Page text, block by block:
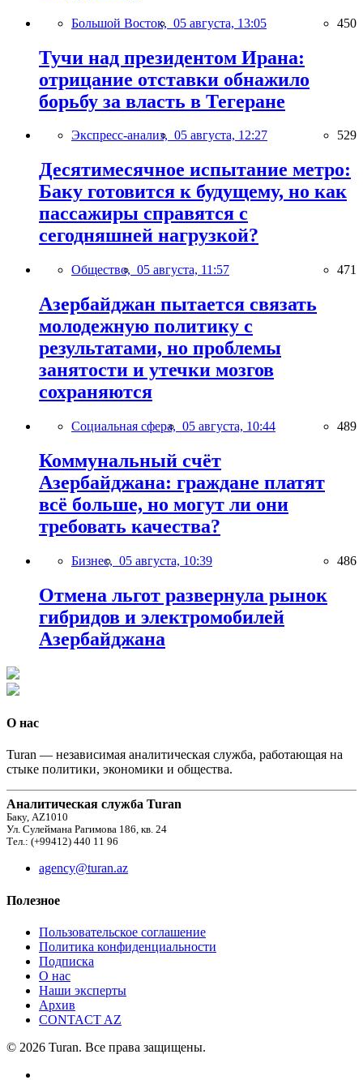
Большой Восток, 05 августа, 13:05 450
Тучи над президентом Ирана:
отрицание отставки обнажило
борьбу за власть в Тегеране
Экспресс-анализ, 05 августа, 12:27 529
Десятимесячное испытание метро:
Баку готовится к будущему, но как
пассажиры справятся с
сегодняшней нагрузкой?
Общество, 05 августа, 11:57 471
Азербайджан пытается связать
молодежную политику с
результатами, но проблемы
занятости и утечки мозгов
сохраняются
Социальная сфера, 05 августа, 10:44 489
Коммунальный счёт
Азербайджана: граждане платят
всё больше, но могут ли они
требовать качества?
Бизнес, 05 августа, 10:39 486
Отмена льгот развернула рынок
гибридов и электромобилей
Азербайджана
О нас
Turan — независимая аналитическая служба, работающая на
стыке политики, экономики и общества.
Аналитическая служба Turan
Баку, AZ1010
Ул. Сулеймана Рагимова 186, кв. 24
Тел.: (+99412) 440 11 96
agency@turan.az
Полезное
Пользовательское соглашение
Политика конфиденциальности
Подписка
О нас
Наши эксперты
Архив
CONTACT AZ
© 2026 Turan. Все права защищены.